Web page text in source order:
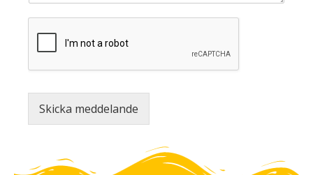
Skicka meddelande